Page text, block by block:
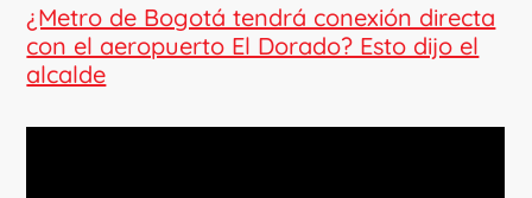
¿Metro de Bogotá tendrá conexión directa
con el aeropuerto El Dorado? Esto dijo el
alcalde